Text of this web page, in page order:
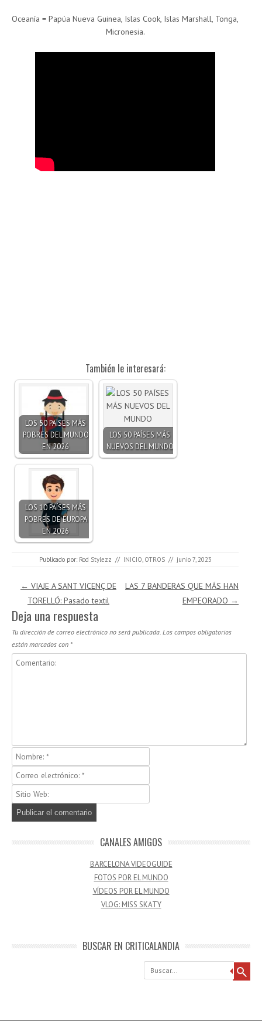
Oceanía = Papúa Nueva Guinea, Islas Cook, Islas Marshall, Tonga,
Micronesia.
También le interesará:
LOS 50 PAÍSES MÁS
POBRES DEL MUNDO
EN 2026
LOS 50 PAÍSES MÁS
NUEVOS DEL MUNDO
LOS 10 PAÍSES MÁS
POBRES DE EUROPA
EN 2026
Publicado por: Rod Stylezz // INICIO OTROS // junio 7, 2023
Navegación de entradas
← VIAJE A SANT VICENÇ DE
TORELLÓ: Pasado textil
LAS 7 BANDERAS QUE MÁS HAN
EMPEORADO →
Deja una respuesta
Tu dirección de correo electrónico no será publicada. Los campos obligatorios
están marcados con *
CANALES AMIGOS
BARCELONA VIDEOGUIDE
FOTOS POR EL MUNDO
VÍDEOS POR EL MUNDO
VLOG: MISS SKATY
BUSCAR EN CRITICALANDIA
Buscar